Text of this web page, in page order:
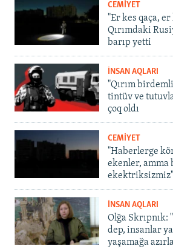
CEMİYET
"Er kes qaça,
Qırımdaki
barıp yetti
İNSAN AQLARI
"Qırım
tintüv ve
çoq oldı
CEMİYET
"Haberlerge
ekenler, amma
ekektriksizmiz"
İNSAN AQLARI
Olğa Skrıpnık:
dep, insanlar
yaşamağa